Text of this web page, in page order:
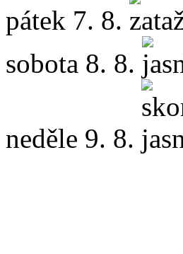
pátek 7. 8.
sobota 8. 8.
neděle 9. 8.